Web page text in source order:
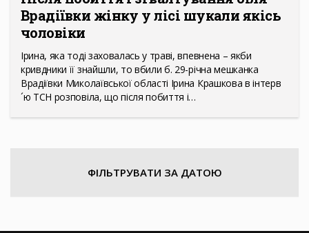
Врадіївки жінку у лісі шукали якісь
чоловіки
Ірина, яка тоді заховалась у траві, впевнена – якби
кривдники її знайшли, то вбили б. 29-річна мешканка
Врадіївки Миколаївської області Ірина Крашкова в інтерв
´ю ТСН розповіла, що після побиття і…
ФІЛЬТРУВАТИ ЗА ДАТОЮ